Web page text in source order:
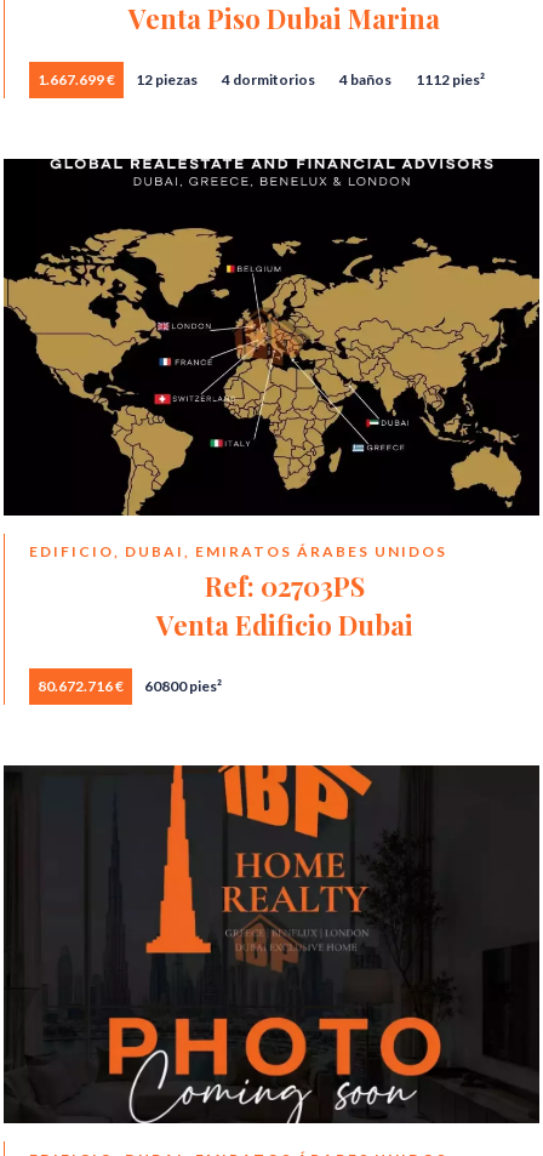
Venta Piso Dubai Marina
1.667.699 € 12 piezas 4 dormitorios 4 baños 1112 pies²
EDIFICIO, DUBAI, EMIRATOS ÁRABES UNIDOS
Ref: 02703PS
Venta Edificio Dubai
80.672.716 € 60800 pies²